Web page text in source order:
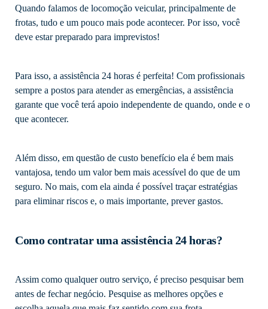
Quando falamos de locomoção veicular, principalmente de
frotas, tudo e um pouco mais pode acontecer. Por isso, você
deve estar preparado para imprevistos!
Para isso, a assistência 24 horas é perfeita! Com profissionais
sempre a postos para atender as emergências, a assistência
garante que você terá apoio independente de quando, onde e o
que acontecer.
Além disso, em questão de custo benefício ela é bem mais
vantajosa, tendo um valor bem mais acessível do que de um
seguro. No mais, com ela ainda é possível traçar estratégias
para eliminar riscos e, o mais importante, prever gastos.
Como contratar uma assistência 24 horas?
Assim como qualquer outro serviço, é preciso pesquisar bem
antes de fechar negócio. Pesquise as melhores opções e